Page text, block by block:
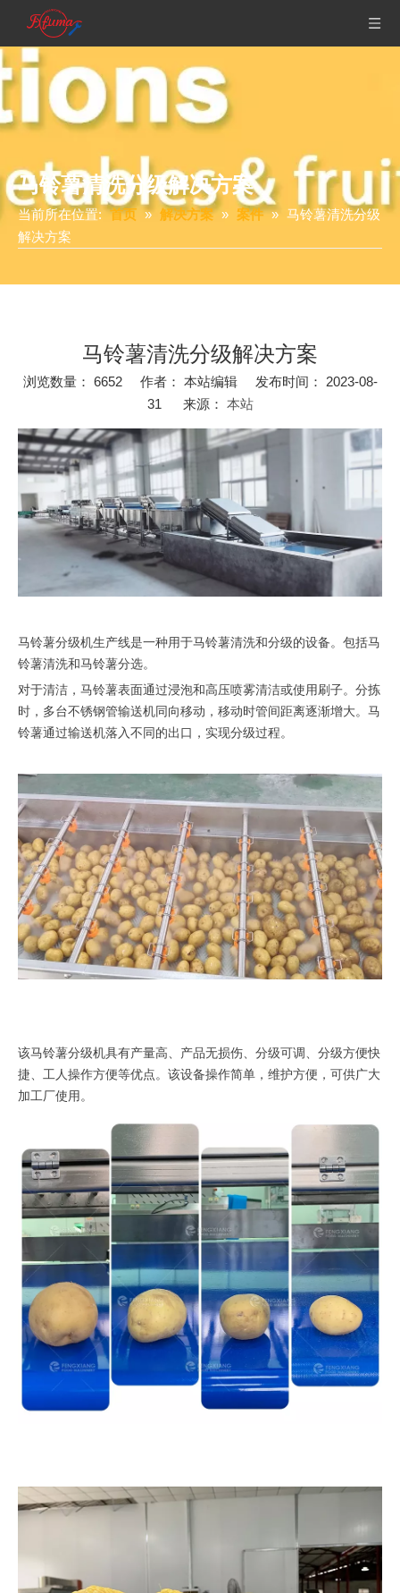
马铃薯清洗分级解决方案
当前所在位置: 首页 » 解决方案 » 案件 » 马铃薯清洗分级
解决方案
马铃薯清洗分级解决方案
浏览数量： 6652作者： 本站编辑 发布时间： 2023-08-
31 来源： 本站
马铃薯分级机生产线是一种用于马铃薯清洗和分级的设备。包括马
铃薯清洗和马铃薯分选。
对于清洁，马铃薯表面通过浸泡和高压喷雾清洁或使用刷子。分拣
时，多台不锈钢管输送机同向移动，移动时管间距离逐渐增大。马
铃薯通过输送机落入不同的出口，实现分级过程。
该马铃薯分级机具有产量高、产品无损伤、分级可调、分级方便快
捷、工人操作方便等优点。该设备操作简单，维护方便，可供广大
加工厂使用。